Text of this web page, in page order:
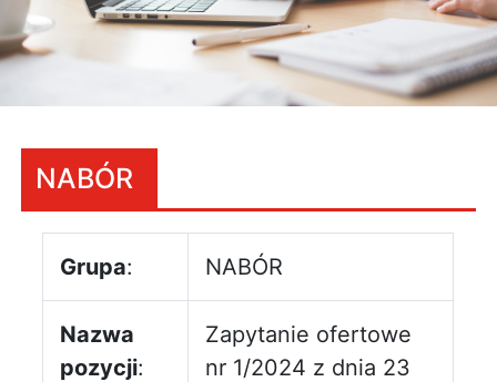
NABÓR
Grupa: NABÓR
Nazwa
pozycji:
Zapytanie ofertowe
nr 1/2024 z dnia 23